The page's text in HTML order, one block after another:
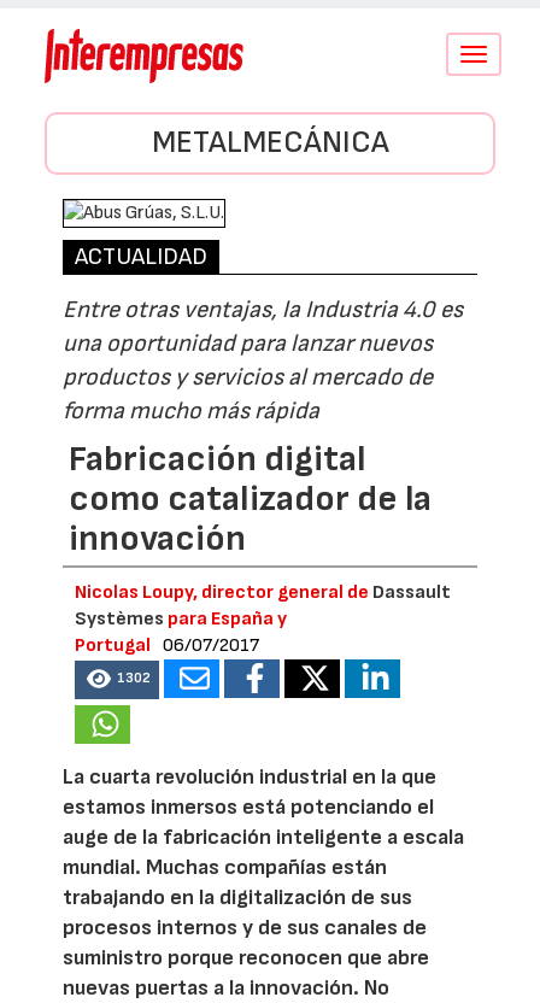
Conmutar
METALMECÁNICA
ACTUALIDAD
Entre otras ventajas, la Industria 4.0 es
una oportunidad para lanzar nuevos
productos y servicios al mercado de
forma mucho más rápida
Fabricación digital
como catalizador de la
innovación
Nicolas Loupy, director general de Dassault
Systèmes para España y
Portugal
06/07/2017
1302
La cuarta revolución industrial en la que
estamos inmersos está potenciando el
auge de la fabricación inteligente a escala
mundial. Muchas compañías están
trabajando en la digitalización de sus
procesos internos y de sus canales de
suministro porque reconocen que abre
nuevas puertas a la innovación. No